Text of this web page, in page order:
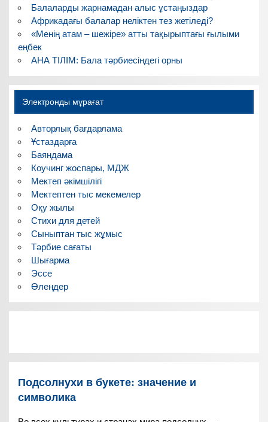
Балаларды жарнамадан алыс ұстаңыздар
Африкадағы балалар неліктен тез жетіледі?
«Менің атам – шежіре» атты тақырыптағы ғылыми
еңбек
АНА ТІЛІМ: Бала тәрбиесіндегі орны
Электронды мұрағат
Авторлық бағдарлама
Ұстаздарға
Баяндама
Коучинг жоспары, МДЖ
Мектеп әкімшілігі
Мектептен тыс мекемелер
Оқу жылы
Стихи для детей
Сыныптан тыс жұмыс
Тәрбие сағаты
Шығарма
Эссе
Өлеңдер
Подсолнухи в букете: значение и
символика